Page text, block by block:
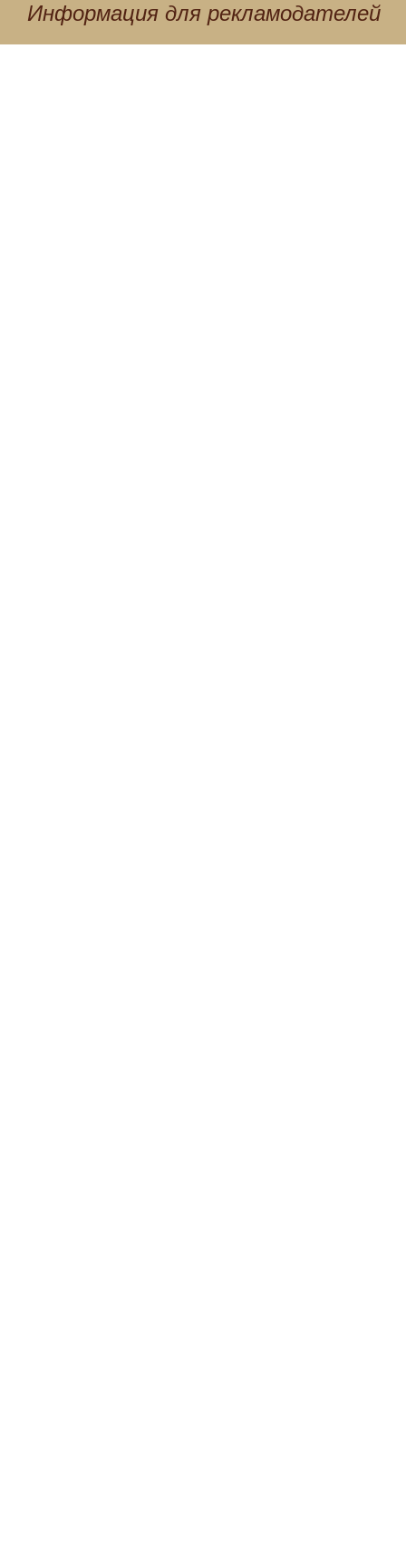
Информация для рекламодателей